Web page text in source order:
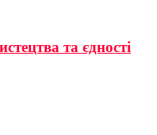
та єдності